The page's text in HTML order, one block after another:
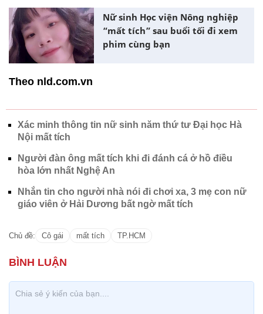
Nữ sinh Học viện Nông nghiệp
“mất tích” sau buổi tối đi xem
phim cùng bạn
Theo nld.com.vn
Xác minh thông tin nữ sinh năm thứ tư Đại học Hà
Nội mất tích
Người đàn ông mất tích khi đi đánh cá ở hồ điều
hòa lớn nhất Nghệ An
Nhắn tin cho người nhà nói đi chơi xa, 3 mẹ con nữ
giáo viên ở Hải Dương bất ngờ mất tích
Chủ đề: Cô gái mất tích TP.HCM